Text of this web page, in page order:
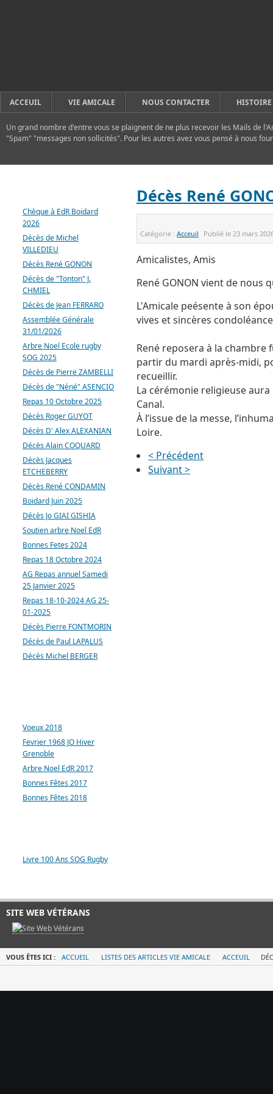
ACCEUIL VIE AMICALE NOUS CONTACTER
Un grand nombre d'entre vous se plaignent de ne plus recevoir les Mails de
"Spam" "messages non sollicités". Pour les autres avez vous pensé à nous
Décès René
Catégorie :Acceuil Publié le23 mars
Amicalistes, Amis
René GONON vient de nous
L'Amicale peésente à son
vives et sincères
René reposera à la chambre
partir du mardi après-midi,
recueillir.
La cérémonie religieuse aura
Canal.
À l’issue de la messe,
Loire.
< Précédent
Suivant >
Chèque à EdR Boidard
2026
Décès de Michel
VILLEDIEU
Décès René GONON
Décès de "Tonton" J.
CHMIEL
Décès de Jean FERRARO
Assemblée Générale
31/01/2026
Arbre Noel Ecole rugby
SOG 2025
Décès de Pierre ZAMBELLI
Décès de "Néné" ASENCIO
Repas 10 Octobre 2025
Décès Roger GUYOT
Décès D' Alex ALEXANIAN
Décès Alain COQUARD
Décès Jacques
ETCHEBERRY
Décès René CONDAMIN
Boidard Juin 2025
Décès Jo GIAI GISHIA
Soutien arbre Noel EdR
Bonnes Fetes 2024
Repas 18 Octobre 2024
AG Repas annuel Samedi
25 Janvier 2025
Repas 18-10-2024 AG 25-
01-2025
Décès Pierre FONTMORIN
Décès de Paul LAPALUS
Décès Michel BERGER
Voeux 2018
Fevrier 1968 JO Hiver
Grenoble
Arbre Noel EdR 2017
Bonnes Fêtes 2017
Bonnes Fêtes 2018
Livre 100 Ans SOG Rugby
SITE WEB VÉTÉRANS
VOUS ÊTES ICI : ACCUEIL LISTES DES ARTICLES VIE AMICALE ACCEUIL